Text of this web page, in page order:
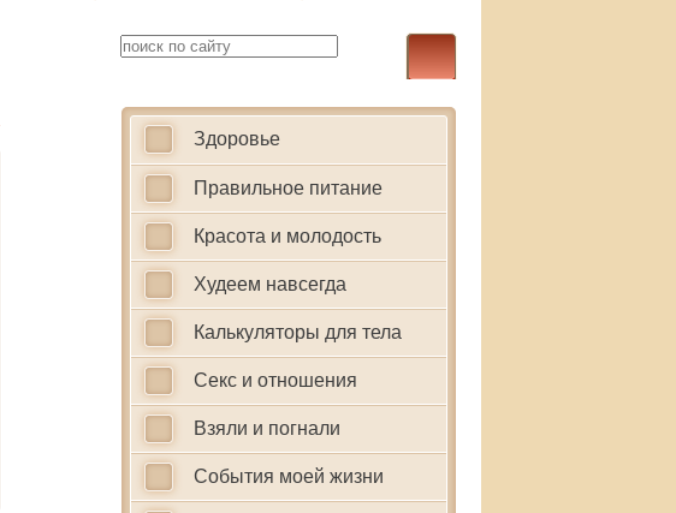
Здоровье
Правильное питание
Красота и молодость
Худеем навсегда
Калькуляторы для тела
Секс и отношения
Взяли и погнали
События моей жизни